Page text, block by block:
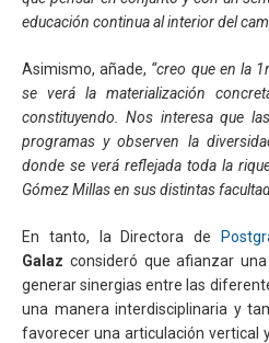
educación continua al interior del
Asimismo, añade, “creo que en la
se verá la materialización
constituyendo. Nos interesa que
programas y observen la
donde se verá reflejada toda la
Gómez Millas en sus distintas
En tanto, la Directora de
Galaz consideró que afianzar
generar sinergias entre las
una manera interdisciplinaria y
favorecer una articulación vertical